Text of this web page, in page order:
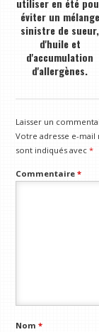
éviter un mélange
sinistre de sueur,
d'huile et
d'accumulation
d'allergènes.
Laisser un
Votre adresse e-mail
sont indiqués avec*
Commentaire*
Nom*